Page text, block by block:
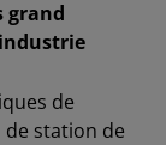
grand
de
station de